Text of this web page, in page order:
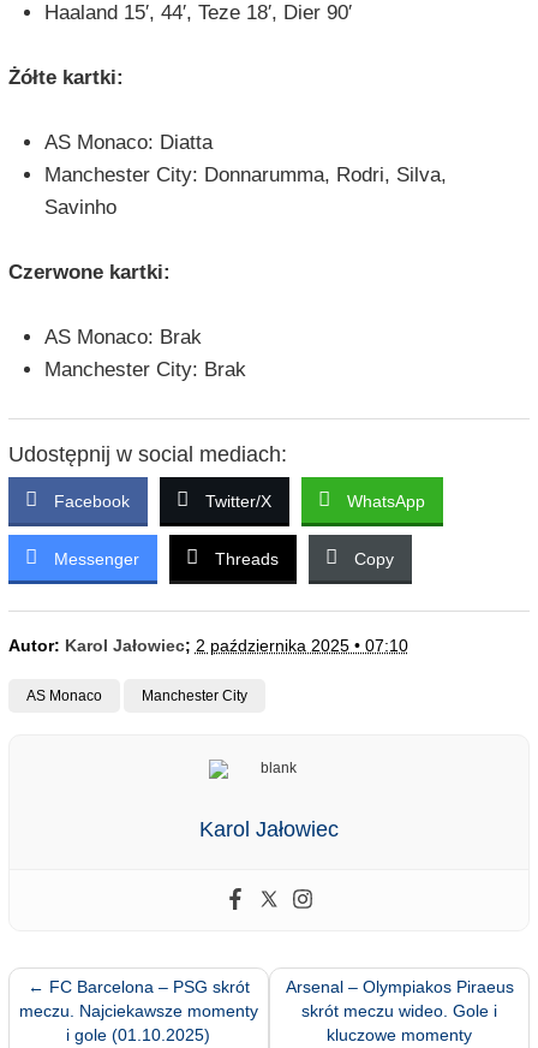
Haaland 15′, 44′, Teze 18′, Dier 90′
Żółte kartki:
AS Monaco: Diatta
Manchester City: Donnarumma, Rodri, Silva,
Savinho
Czerwone kartki:
AS Monaco: Brak
Manchester City: Brak
Udostępnij w social mediach:
Facebook Twitter/X WhatsApp
Messenger Threads Copy
Autor: Karol Jałowiec; 2 października 2025 • 07:10
AS Monaco Manchester City
Karol Jałowiec
← FC Barcelona – PSG skrót
meczu. Najciekawsze momenty
i gole (01.10.2025)
Arsenal – Olympiakos Piraeus
skrót meczu wideo. Gole i
kluczowe momenty